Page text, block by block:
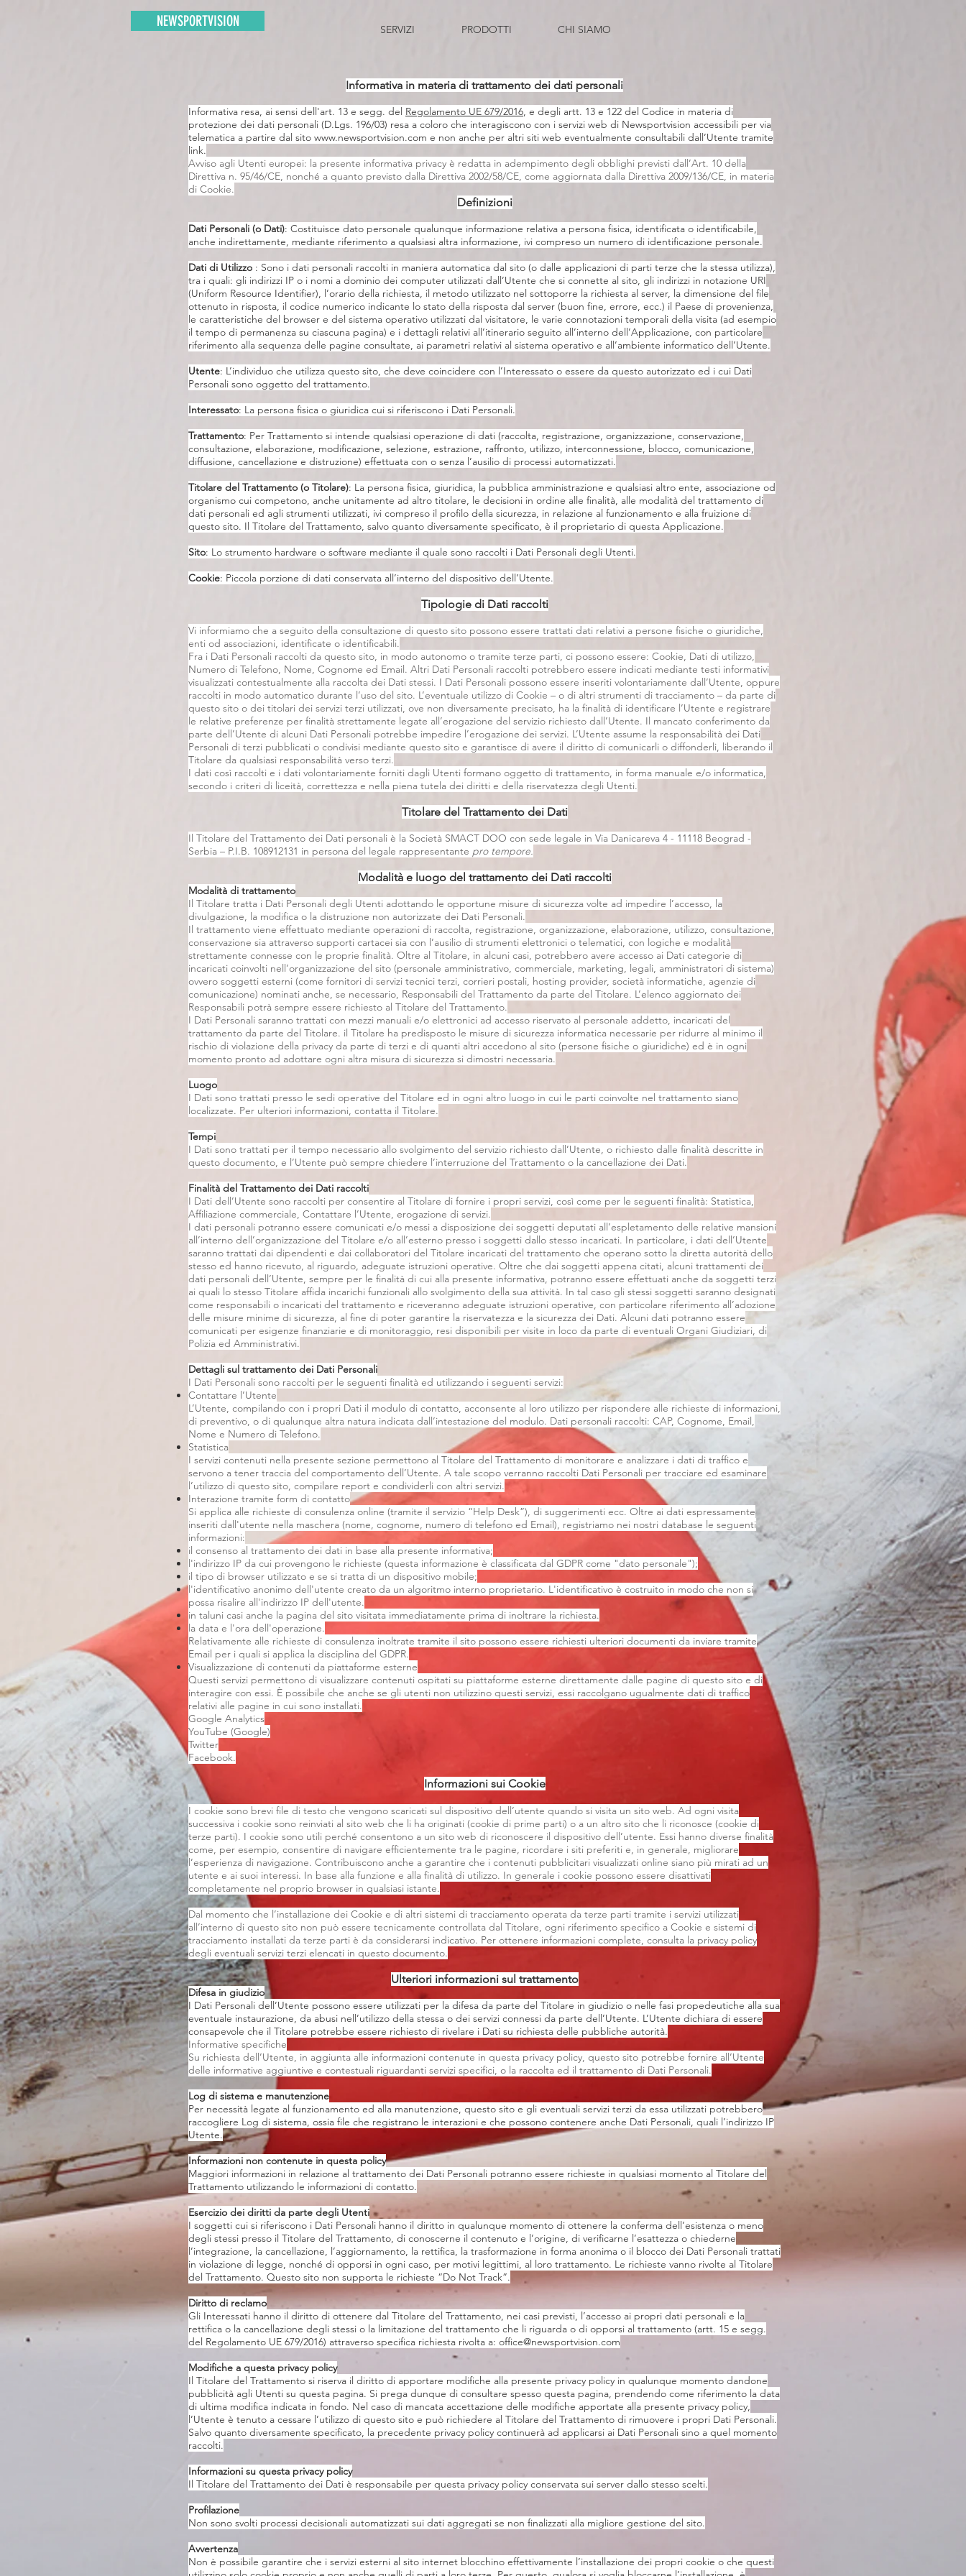
NEWSPORTVISION SERVIZI PRODOTTI CHI SIAMO
Informativa in materia di trattamento dei dati personali
Informativa resa, ai sensi dell'art. 13 e segg. del Regolamento UE 679/2016, e degli artt. 13 e 122 del Codice in materia di
protezione dei dati personali (D.Lgs. 196/03) resa a coloro che interagiscono con i servizi web di Newsportvision accessibili per via
telematica a partire dal sito www.newsportvision.com e non anche per altri siti web eventualmente consultabili dall’Utente tramite
link.
Avviso agli Utenti europei: la presente informativa privacy è redatta in adempimento degli obblighi previsti dall’Art. 10 della
Direttiva n. 95/46/CE, nonché a quanto previsto dalla Direttiva 2002/58/CE, come aggiornata dalla Direttiva 2009/136/CE, in materia
di Cookie.
Definizioni
Dati Personali (o Dati): Costituisce dato personale qualunque informazione relativa a persona fisica, identificata o identificabile,
anche indirettamente, mediante riferimento a qualsiasi altra informazione, ivi compreso un numero di identificazione personale.
Dati di Utilizzo : Sono i dati personali raccolti in maniera automatica dal sito (o dalle applicazioni di parti terze che la stessa utilizza),
tra i quali: gli indirizzi IP o i nomi a dominio dei computer utilizzati dall’Utente che si connette al sito, gli indirizzi in notazione URI
(Uniform Resource Identifier), l’orario della richiesta, il metodo utilizzato nel sottoporre la richiesta al server, la dimensione del file
ottenuto in risposta, il codice numerico indicante lo stato della risposta dal server (buon fine, errore, ecc.) il Paese di provenienza,
le caratteristiche del browser e del sistema operativo utilizzati dal visitatore, le varie connotazioni temporali della visita (ad esempio
il tempo di permanenza su ciascuna pagina) e i dettagli relativi all’itinerario seguito all’interno dell’Applicazione, con particolare
riferimento alla sequenza delle pagine consultate, ai parametri relativi al sistema operativo e all’ambiente informatico dell’Utente.
Utente: L’individuo che utilizza questo sito, che deve coincidere con l’Interessato o essere da questo autorizzato ed i cui Dati
Personali sono oggetto del trattamento.
Interessato: La persona fisica o giuridica cui si riferiscono i Dati Personali.
Trattamento: Per Trattamento si intende qualsiasi operazione di dati (raccolta, registrazione, organizzazione, conservazione,
consultazione, elaborazione, modificazione, selezione, estrazione, raffronto, utilizzo, interconnessione, blocco, comunicazione,
diffusione, cancellazione e distruzione) effettuata con o senza l’ausilio di processi automatizzati.
Titolare del Trattamento (o Titolare): La persona fisica, giuridica, la pubblica amministrazione e qualsiasi altro ente, associazione od
organismo cui competono, anche unitamente ad altro titolare, le decisioni in ordine alle finalità, alle modalità del trattamento di
dati personali ed agli strumenti utilizzati, ivi compreso il profilo della sicurezza, in relazione al funzionamento e alla fruizione di
questo sito. Il Titolare del Trattamento, salvo quanto diversamente specificato, è il proprietario di questa Applicazione.
Sito: Lo strumento hardware o software mediante il quale sono raccolti i Dati Personali degli Utenti.
Cookie: Piccola porzione di dati conservata all’interno del dispositivo dell’Utente.
Tipologie di Dati raccolti
Vi informiamo che a seguito della consultazione di questo sito possono essere trattati dati relativi a persone fisiche o giuridiche,
enti od associazioni, identificate o identificabili.
Fra i Dati Personali raccolti da questo sito, in modo autonomo o tramite terze parti, ci possono essere: Cookie, Dati di utilizzo,
Numero di Telefono, Nome, Cognome ed Email. Altri Dati Personali raccolti potrebbero essere indicati mediante testi informativi
visualizzati contestualmente alla raccolta dei Dati stessi. I Dati Personali possono essere inseriti volontariamente dall’Utente, oppure
raccolti in modo automatico durante l’uso del sito. L’eventuale utilizzo di Cookie – o di altri strumenti di tracciamento – da parte di
questo sito o dei titolari dei servizi terzi utilizzati, ove non diversamente precisato, ha la finalità di identificare l’Utente e registrare
le relative preferenze per finalità strettamente legate all’erogazione del servizio richiesto dall’Utente. Il mancato conferimento da
parte dell’Utente di alcuni Dati Personali potrebbe impedire l’erogazione dei servizi. L’Utente assume la responsabilità dei Dati
Personali di terzi pubblicati o condivisi mediante questo sito e garantisce di avere il diritto di comunicarli o diffonderli, liberando il
Titolare da qualsiasi responsabilità verso terzi.
I dati così raccolti e i dati volontariamente forniti dagli Utenti formano oggetto di trattamento, in forma manuale e/o informatica,
secondo i criteri di liceità, correttezza e nella piena tutela dei diritti e della riservatezza degli Utenti.
Titolare del Trattamento dei Dati
Il Titolare del Trattamento dei Dati personali è la Società SMACT DOO con sede legale in Via Danicareva 4 - 11118 Beograd -
Serbia – P.I.B. 108912131 in persona del legale rappresentante pro tempore.
Modalità e luogo del trattamento dei Dati raccolti
Modalità di trattamento
Il Titolare tratta i Dati Personali degli Utenti adottando le opportune misure di sicurezza volte ad impedire l’accesso, la
divulgazione, la modifica o la distruzione non autorizzate dei Dati Personali.
Il trattamento viene effettuato mediante operazioni di raccolta, registrazione, organizzazione, elaborazione, utilizzo, consultazione,
conservazione sia attraverso supporti cartacei sia con l’ausilio di strumenti elettronici o telematici, con logiche e modalità
strettamente connesse con le proprie finalità. Oltre al Titolare, in alcuni casi, potrebbero avere accesso ai Dati categorie di
incaricati coinvolti nell’organizzazione del sito (personale amministrativo, commerciale, marketing, legali, amministratori di sistema)
ovvero soggetti esterni (come fornitori di servizi tecnici terzi, corrieri postali, hosting provider, società informatiche, agenzie di
comunicazione) nominati anche, se necessario, Responsabili del Trattamento da parte del Titolare. L’elenco aggiornato dei
Responsabili potrà sempre essere richiesto al Titolare del Trattamento.
I Dati Personali saranno trattati con mezzi manuali e/o elettronici ad accesso riservato al personale addetto, incaricati del
trattamento da parte del Titolare. il Titolare ha predisposto le misure di sicurezza informatica necessarie per ridurre al minimo il
rischio di violazione della privacy da parte di terzi e di quanti altri accedono al sito (persone fisiche o giuridiche) ed è in ogni
momento pronto ad adottare ogni altra misura di sicurezza si dimostri necessaria.
Luogo
I Dati sono trattati presso le sedi operative del Titolare ed in ogni altro luogo in cui le parti coinvolte nel trattamento siano
localizzate. Per ulteriori informazioni, contatta il Titolare.
Tempi
I Dati sono trattati per il tempo necessario allo svolgimento del servizio richiesto dall’Utente, o richiesto dalle finalità descritte in
questo documento, e l’Utente può sempre chiedere l’interruzione del Trattamento o la cancellazione dei Dati.
Finalità del Trattamento dei Dati raccolti
I Dati dell’Utente sono raccolti per consentire al Titolare di fornire i propri servizi, così come per le seguenti finalità: Statistica,
Affiliazione commerciale, Contattare l’Utente, erogazione di servizi.
I dati personali potranno essere comunicati e/o messi a disposizione dei soggetti deputati all’espletamento delle relative mansioni
all’interno dell’organizzazione del Titolare e/o all’esterno presso i soggetti dallo stesso incaricati. In particolare, i dati dell’Utente
saranno trattati dai dipendenti e dai collaboratori del Titolare incaricati del trattamento che operano sotto la diretta autorità dello
stesso ed hanno ricevuto, al riguardo, adeguate istruzioni operative. Oltre che dai soggetti appena citati, alcuni trattamenti dei
dati personali dell’Utente, sempre per le finalità di cui alla presente informativa, potranno essere effettuati anche da soggetti terzi
ai quali lo stesso Titolare affida incarichi funzionali allo svolgimento della sua attività. In tal caso gli stessi soggetti saranno designati
come responsabili o incaricati del trattamento e riceveranno adeguate istruzioni operative, con particolare riferimento all’adozione
delle misure minime di sicurezza, al fine di poter garantire la riservatezza e la sicurezza dei Dati. Alcuni dati potranno essere
comunicati per esigenze finanziarie e di monitoraggio, resi disponibili per visite in loco da parte di eventuali Organi Giudiziari, di
Polizia ed Amministrativi.
Dettagli sul trattamento dei Dati Personali
I Dati Personali sono raccolti per le seguenti finalità ed utilizzando i seguenti servizi:
Contattare l’Utente
L’Utente, compilando con i propri Dati il modulo di contatto, acconsente al loro utilizzo per rispondere alle richieste di informazioni,
di preventivo, o di qualunque altra natura indicata dall’intestazione del modulo. Dati personali raccolti: CAP, Cognome, Email,
Nome e Numero di Telefono.
Statistica
I servizi contenuti nella presente sezione permettono al Titolare del Trattamento di monitorare e analizzare i dati di traffico e
servono a tener traccia del comportamento dell’Utente. A tale scopo verranno raccolti Dati Personali per tracciare ed esaminare
l’utilizzo di questo sito, compilare report e condividerli con altri servizi.
Interazione tramite form di contatto
Si applica alle richieste di consulenza online (tramite il servizio “Help Desk”), di suggerimenti ecc. Oltre ai dati espressamente
inseriti dall'utente nella maschera (nome, cognome, numero di telefono ed Email), registriamo nei nostri database le seguenti
informazioni:
il consenso al trattamento dei dati in base alla presente informativa;
l'indirizzo IP da cui provengono le richieste (questa informazione è classificata dal GDPR come "dato personale");
il tipo di browser utilizzato e se si tratta di un dispositivo mobile;
l'identificativo anonimo dell'utente creato da un algoritmo interno proprietario. L'identificativo è costruito in modo che non si
possa risalire all'indirizzo IP dell'utente.
in taluni casi anche la pagina del sito visitata immediatamente prima di inoltrare la richiesta.
la data e l'ora dell'operazione.
Relativamente alle richieste di consulenza inoltrate tramite il sito possono essere richiesti ulteriori documenti da inviare tramite
Email per i quali si applica la disciplina del GDPR.
Visualizzazione di contenuti da piattaforme esterne
Questi servizi permettono di visualizzare contenuti ospitati su piattaforme esterne direttamente dalle pagine di questo sito e di
interagire con essi. È possibile che anche se gli utenti non utilizzino questi servizi, essi raccolgano ugualmente dati di traffico
relativi alle pagine in cui sono installati.
Google Analytics
YouTube (Google)
Twitter
Facebook.
Informazioni sui Cookie
I cookie sono brevi file di testo che vengono scaricati sul dispositivo dell’utente quando si visita un sito web. Ad ogni visita
successiva i cookie sono reinviati al sito web che li ha originati (cookie di prime parti) o a un altro sito che li riconosce (cookie di
terze parti). I cookie sono utili perché consentono a un sito web di riconoscere il dispositivo dell’utente. Essi hanno diverse finalità
come, per esempio, consentire di navigare efficientemente tra le pagine, ricordare i siti preferiti e, in generale, migliorare
l’esperienza di navigazione. Contribuiscono anche a garantire che i contenuti pubblicitari visualizzati online siano più mirati ad un
utente e ai suoi interessi. In base alla funzione e alla finalità di utilizzo. In generale i cookie possono essere disattivati
completamente nel proprio browser in qualsiasi istante.
Dal momento che l’installazione dei Cookie e di altri sistemi di tracciamento operata da terze parti tramite i servizi utilizzati
all’interno di questo sito non può essere tecnicamente controllata dal Titolare, ogni riferimento specifico a Cookie e sistemi di
tracciamento installati da terze parti è da considerarsi indicativo. Per ottenere informazioni complete, consulta la privacy policy
degli eventuali servizi terzi elencati in questo documento.
Ulteriori informazioni sul trattamento
Difesa in giudizio
I Dati Personali dell’Utente possono essere utilizzati per la difesa da parte del Titolare in giudizio o nelle fasi propedeutiche alla sua
eventuale instaurazione, da abusi nell’utilizzo della stessa o dei servizi connessi da parte dell’Utente. L’Utente dichiara di essere
consapevole che il Titolare potrebbe essere richiesto di rivelare i Dati su richiesta delle pubbliche autorità.
Informative specifiche
Su richiesta dell’Utente, in aggiunta alle informazioni contenute in questa privacy policy, questo sito potrebbe fornire all’Utente
delle informative aggiuntive e contestuali riguardanti servizi specifici, o la raccolta ed il trattamento di Dati Personali.
Log di sistema e manutenzione
Per necessità legate al funzionamento ed alla manutenzione, questo sito e gli eventuali servizi terzi da essa utilizzati potrebbero
raccogliere Log di sistema, ossia file che registrano le interazioni e che possono contenere anche Dati Personali, quali l’indirizzo IP
Utente.
Informazioni non contenute in questa policy
Maggiori informazioni in relazione al trattamento dei Dati Personali potranno essere richieste in qualsiasi momento al Titolare del
Trattamento utilizzando le informazioni di contatto.
Esercizio dei diritti da parte degli Utenti
I soggetti cui si riferiscono i Dati Personali hanno il diritto in qualunque momento di ottenere la conferma dell’esistenza o meno
degli stessi presso il Titolare del Trattamento, di conoscerne il contenuto e l’origine, di verificarne l’esattezza o chiederne
l’integrazione, la cancellazione, l’aggiornamento, la rettifica, la trasformazione in forma anonima o il blocco dei Dati Personali trattati
in violazione di legge, nonché di opporsi in ogni caso, per motivi legittimi, al loro trattamento. Le richieste vanno rivolte al Titolare
del Trattamento. Questo sito non supporta le richieste “Do Not Track”.
Diritto di reclamo
Gli Interessati hanno il diritto di ottenere dal Titolare del Trattamento, nei casi previsti, l’accesso ai propri dati personali e la
rettifica o la cancellazione degli stessi o la limitazione del trattamento che li riguarda o di opporsi al trattamento (artt. 15 e segg.
del Regolamento UE 679/2016) attraverso specifica richiesta rivolta a: office@newsportvision.com
Modifiche a questa privacy policy
Il Titolare del Trattamento si riserva il diritto di apportare modifiche alla presente privacy policy in qualunque momento dandone
pubblicità agli Utenti su questa pagina. Si prega dunque di consultare spesso questa pagina, prendendo come riferimento la data
di ultima modifica indicata in fondo. Nel caso di mancata accettazione delle modifiche apportate alla presente privacy policy,
l’Utente è tenuto a cessare l’utilizzo di questo sito e può richiedere al Titolare del Trattamento di rimuovere i propri Dati Personali.
Salvo quanto diversamente specificato, la precedente privacy policy continuerà ad applicarsi ai Dati Personali sino a quel momento
raccolti.
Informazioni su questa privacy policy
Il Titolare del Trattamento dei Dati è responsabile per questa privacy policy conservata sui server dallo stesso scelti.
Profilazione
Non sono svolti processi decisionali automatizzati sui dati aggregati se non finalizzati alla migliore gestione del sito.
Avvertenza
Non è possibile garantire che i servizi esterni al sito internet blocchino effettivamente l’installazione dei propri cookie o che questi